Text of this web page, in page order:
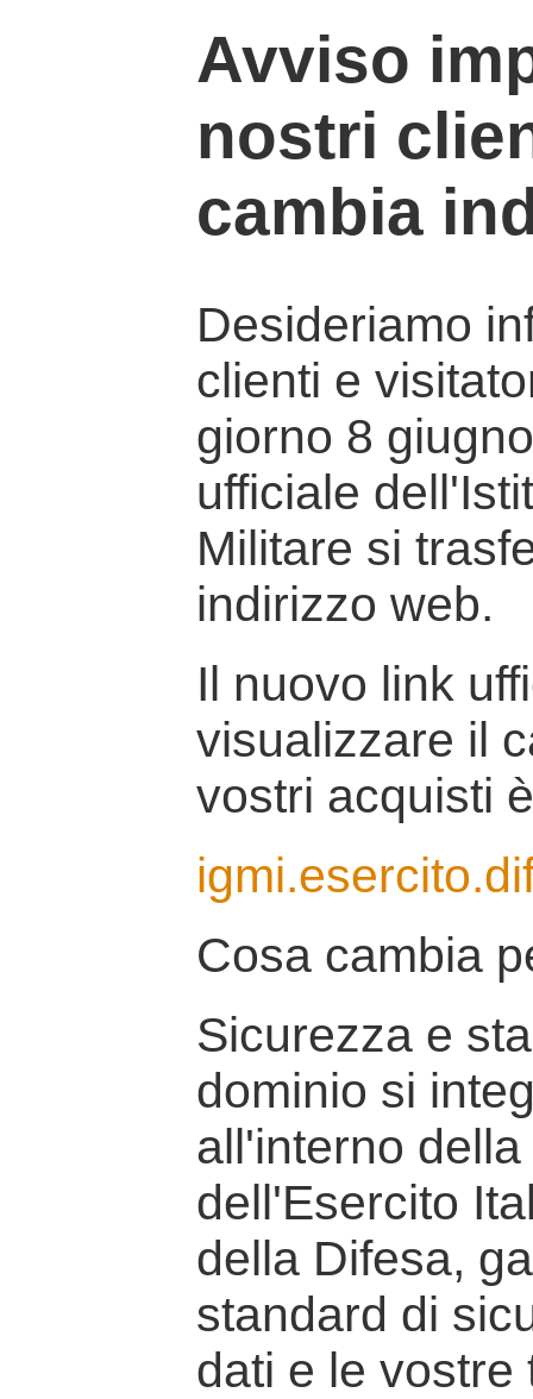
Avviso
nostri
cambia
Desideriamo
clienti e
giorno 8
ufficiale
Militare si
indirizzo web.
Il nuovo link
visualizzare il
vostri acquisti
Cosa cambia
Sicurezza e
dominio si
all'interno
dell'Esercito
della Difesa,
standard di
dati e le vostre